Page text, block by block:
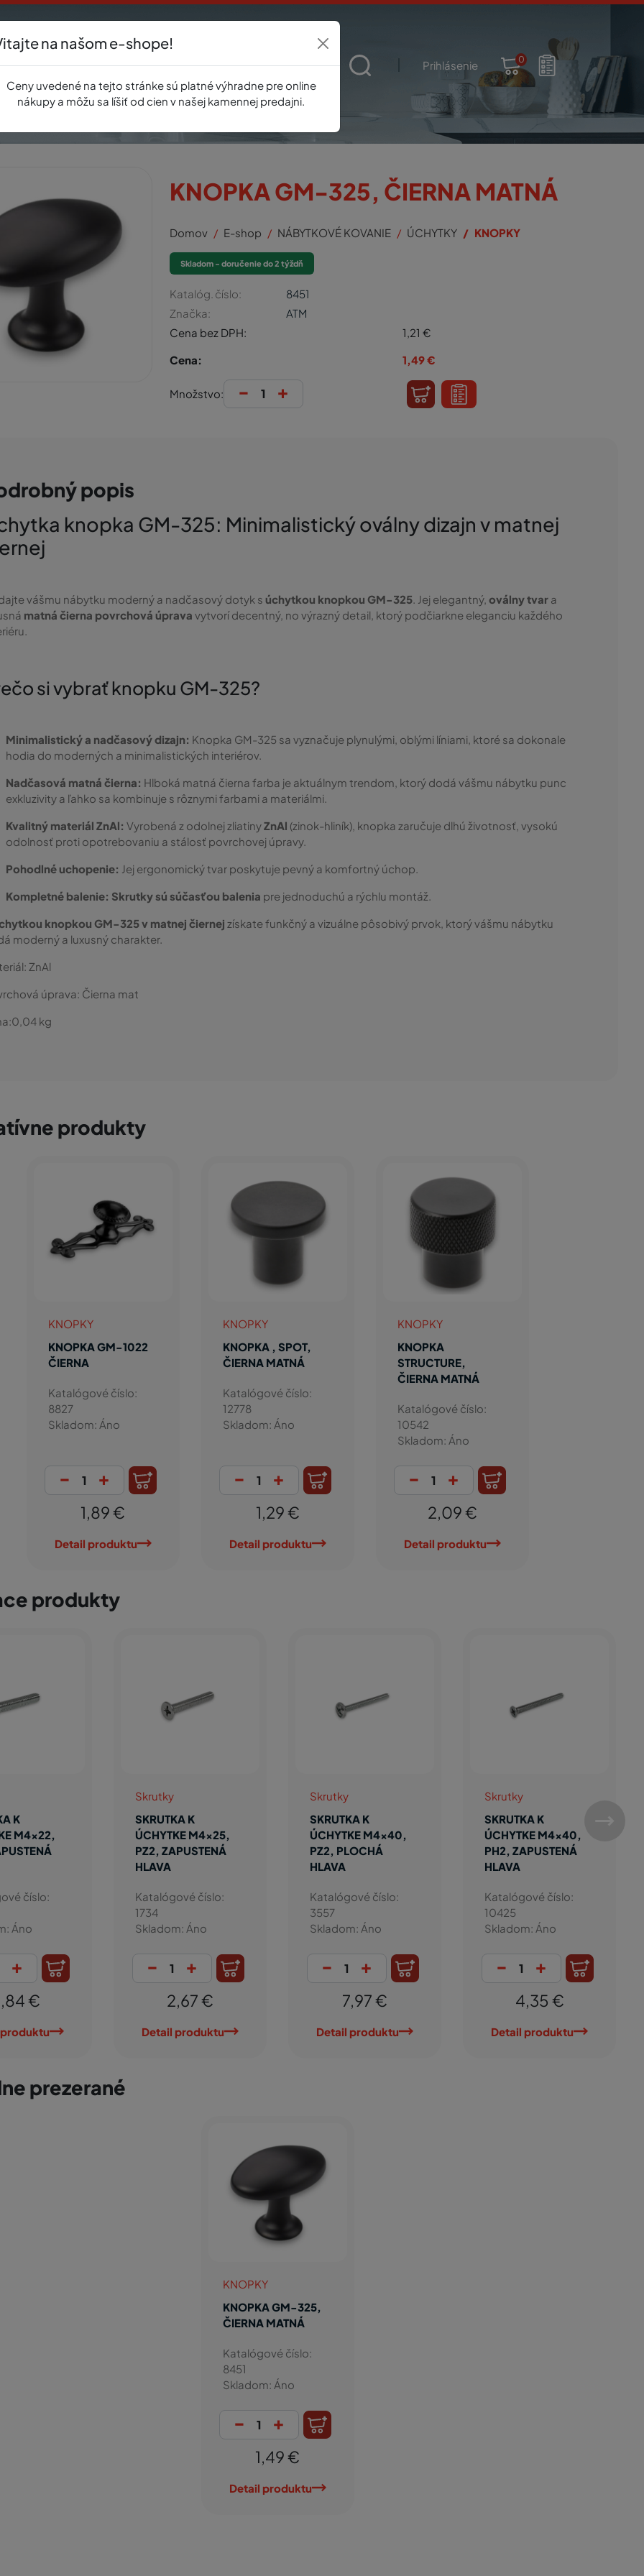
AkcieE-shopRegistráciaNovinkyO násPredajňaKontakt Prihlásenie 0
KNOPKA GM-325, ČIERNA MATNÁ
Domov E-shop NÁBYTKOVÉ KOVANIE ÚCHYTKY KNOPKY
Skladom - doručenie do 2 týždň
Katalóg. číslo:
8451
Značka:
ATM
Cena bez DPH:
1,21 €
Cena:
1,49€
Množstvo: - +
popis
knopka GM-325: Minimalistický oválny dizajn v matnej
vášmu nábytku moderný a nadčasový dotyk s úchytkou knopkou GM-325. Jej elegantný, oválny tvar a
matná čierna povrchová úprava vytvorí decentný, no výrazný detail, ktorý podčiarkne eleganciu každého
si vybrať knopku GM-325?
Minimalistický a nadčasový dizajn: Knopka GM-325 sa vyznačuje plynulými, oblými líniami, ktoré sa dokonale
hodia do moderných a minimalistických interiérov.
Nadčasová matná čierna: Hlboká matná čierna farba je aktuálnym trendom, ktorý dodá vášmu nábytku punc
exkluzivity a ľahko sa kombinuje s rôznymi farbami a materiálmi.
Kvalitný materiál ZnAl: Vyrobená z odolnej zliatinyZnAl (zinok-hliník), knopka zaručuje dlhú životnosť, vysokú
odolnosť proti opotrebovaniu a stálosť povrchovej úpravy.
Pohodlné uchopenie: Jej ergonomický tvar poskytuje pevný a komfortný úchop.
Kompletné balenie: Skrutky sú súčasťou balenia pre jednoduchú a rýchlu montáž.
knopkou GM-325 v matnej čiernej získate funkčný a vizuálne pôsobivý prvok, ktorý vášmu nábytku
moderný a luxusný charakter.
ZnAl
úprava: Čierna mat
0,04 kg
produkty
KNOPKY
KNOPKA GM-1022
ČIERNA
Katalógové číslo:
8827
Skladom: Áno
- +
1,89 €
Detail produktu
KNOPKY
KNOPKA , SPOT,
ČIERNA MATNÁ
Katalógové číslo:
12778
Skladom: Áno
- +
1,29 €
Detail produktu
KNOPKY
KNOPKA
STRUCTURE,
ČIERNA MATNÁ
Katalógové číslo:
10542
Skladom: Áno
- +
2,09 €
Detail produktu
produkty
K
M4x22,
číslo:
Áno
+
€
Skrutky
SKRUTKA K
ÚCHYTKE M4x25,
PZ2, ZAPUSTENÁ
HLAVA
Katalógové číslo:
1734
Skladom: Áno
- +
2,67 €
Detail produktu
Skrutky
SKRUTKA K
ÚCHYTKE M4x40,
PZ2, PLOCHÁ
HLAVA
Katalógové číslo:
3557
Skladom: Áno
- +
7,97 €
Detail produktu
Skrutky
SKRUTKA K
ÚCHYTKE M4x40,
PH2, ZAPUSTENÁ
HLAVA
Katalógové číslo:
10425
Skladom: Áno
- +
4,35 €
Detail produktu
prezerané
KNOPKY
KNOPKA GM-325,
ČIERNA MATNÁ
Katalógové číslo:
8451
Skladom: Áno
- +
1,49 €
Detail produktu
na našom e-shope!
Ceny uvedené na tejto stránke sú platné výhradne pre online
nákupy a môžu sa líšiť od cien v našej kamennej predajni.